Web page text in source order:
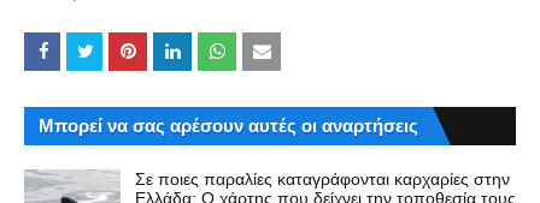
Μπορεί να σας αρέσουν αυτές οι αναρτήσεις
Σε ποιες παραλίες καταγράφονται καρχαρίες στην
Ελλάδα; Ο χάρτης που δείχνει την τοποθεσία τους